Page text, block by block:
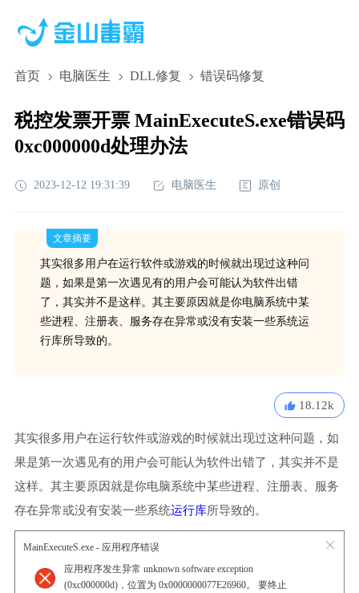
首页 电脑医生 DLL修复 错误码修复
税控发票开票 MainExecuteS.exe错误码
0xc000000d处理办法
2023-12-12 19:31:39 电脑医生 原创
文章摘要
其实很多用户在运行软件或游戏的时候就出现过这种问
题，如果是第一次遇见有的用户会可能认为软件出错
了，其实并不是这样。其主要原因就是你电脑系统中某
些进程、注册表、服务存在异常或没有安装一些系统运
行库所导致的。
18.12k
其实很多用户在运行软件或游戏的时候就出现过这种问题，如
果是第一次遇见有的用户会可能认为软件出错了，其实并不是
这样。其主要原因就是你电脑系统中某些进程、注册表、服务
存在异常或没有安装一些系统运行库所导致的。
MainExecuteS.exe - 应用程序错误
应用程序发生异常 unknown software exception
(0xc000000d)，位置为 0x0000000077E26960。 要终止